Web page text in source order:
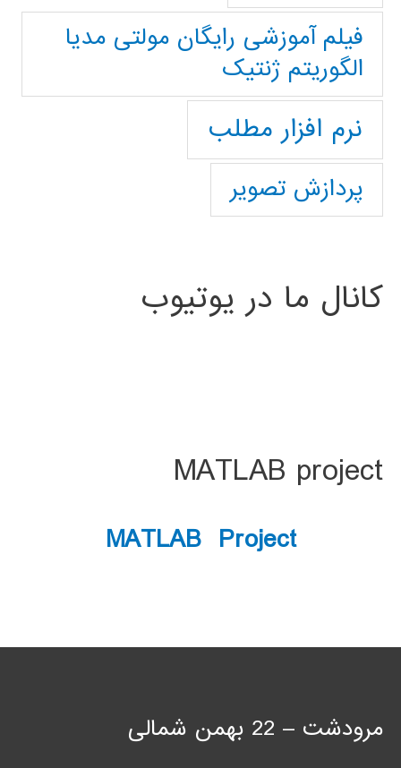
فیلم آموزشی رایگان مولتی مدیا
الگوریتم ژنتیک
نرم افزار مطلب
پردازش تصویر
کانال ما در یوتیوب
MATLAB project
MATLAB Project
مرودشت – 22 بهمن شمالی